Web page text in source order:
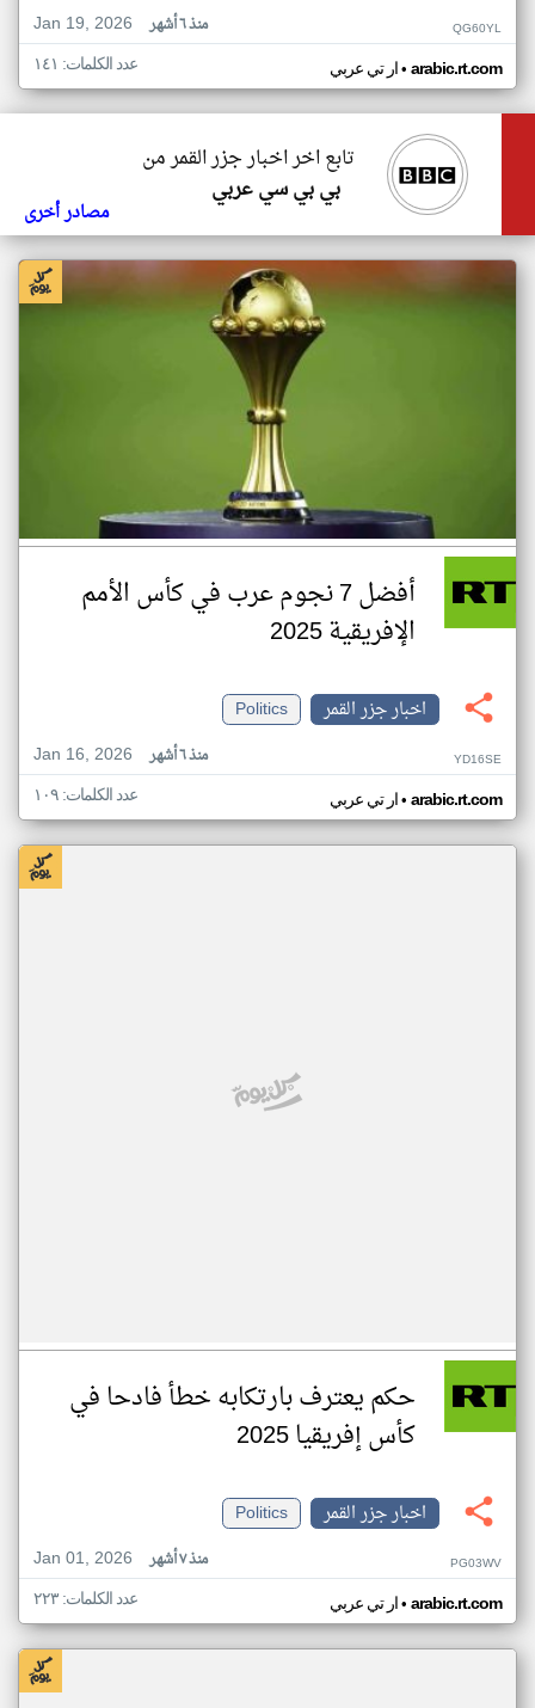
Jan 19, 2026
منذ ٦ أشهر QG60YL
ار تي عربي• arabic.rt.com عدد الكلمات: ١٤١
تابع اخر اخبار جزر القمر من
بي بي سي عربي
مصادر أخرى
أفضل 7 نجوم عرب في كأس الأمم
الإفريقية 2025
اخبار جزر القمر
Politics
Jan 16, 2026
منذ ٦ أشهر YD16SE
ار تي عربي• arabic.rt.com عدد الكلمات: ١٠٩
حكم يعترف بارتكابه خطأ فادحا في
كأس إفريقيا 2025
اخبار جزر القمر
Politics
Jan 01, 2026
منذ ٧ أشهر PG03WV
ار تي عربي• arabic.rt.com عدد الكلمات: ٢٢٣